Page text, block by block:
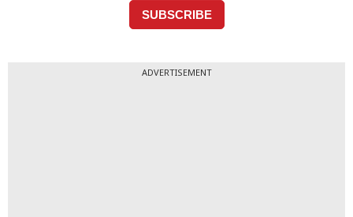
ADVERTISEMENT